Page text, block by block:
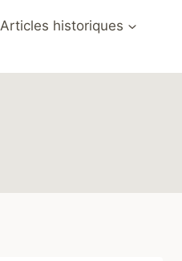
Articles historiques